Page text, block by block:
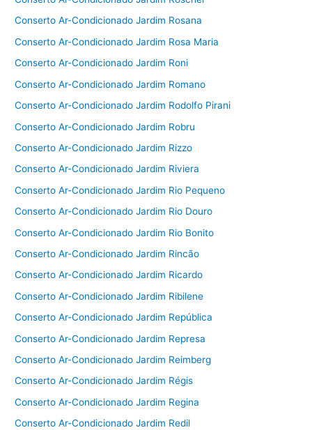
Conserto Ar-Condicionado Jardim Rosana
Conserto Ar-Condicionado Jardim Rosa Maria
Conserto Ar-Condicionado Jardim Roni
Conserto Ar-Condicionado Jardim Romano
Conserto Ar-Condicionado Jardim Rodolfo Pirani
Conserto Ar-Condicionado Jardim Robru
Conserto Ar-Condicionado Jardim Rizzo
Conserto Ar-Condicionado Jardim Riviera
Conserto Ar-Condicionado Jardim Rio Pequeno
Conserto Ar-Condicionado Jardim Rio Douro
Conserto Ar-Condicionado Jardim Rio Bonito
Conserto Ar-Condicionado Jardim Rincão
Conserto Ar-Condicionado Jardim Ricardo
Conserto Ar-Condicionado Jardim Ribilene
Conserto Ar-Condicionado Jardim República
Conserto Ar-Condicionado Jardim Represa
Conserto Ar-Condicionado Jardim Reimberg
Conserto Ar-Condicionado Jardim Régis
Conserto Ar-Condicionado Jardim Regina
Conserto Ar-Condicionado Jardim Redil